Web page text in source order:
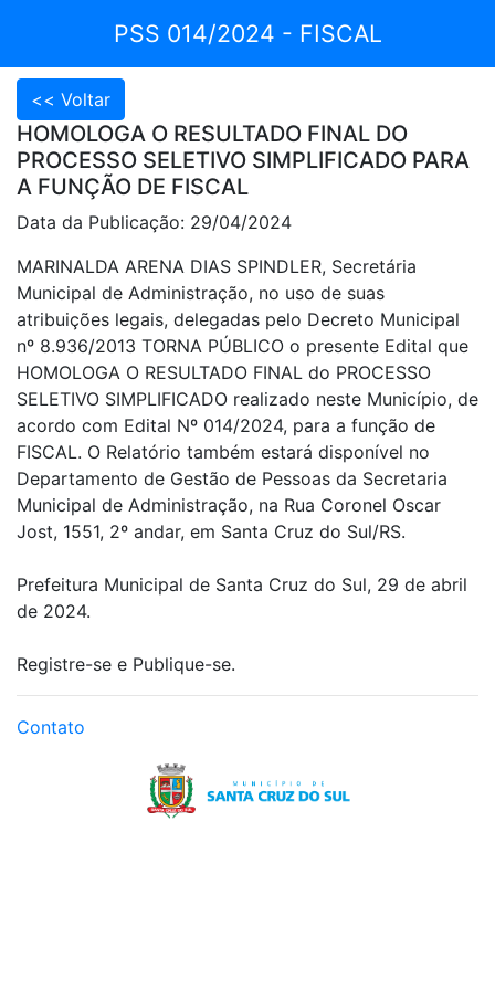
PSS 014/2024 - FISCAL
HOMOLOGA O RESULTADO FINAL DO
PROCESSO SELETIVO SIMPLIFICADO PARA
A FUNÇÃO DE FISCAL
Data da Publicação: 29/04/2024
MARINALDA ARENA DIAS SPINDLER, Secretária
Municipal de Administração, no uso de suas
atribuições legais, delegadas pelo Decreto Municipal
nº 8.936/2013 TORNA PÚBLICO o presente Edital que
HOMOLOGA O RESULTADO FINAL do PROCESSO
SELETIVO SIMPLIFICADO realizado neste Município, de
acordo com Edital Nº 014/2024, para a função de
FISCAL. O Relatório também estará disponível no
Departamento de Gestão de Pessoas da Secretaria
Municipal de Administração, na Rua Coronel Oscar
Jost, 1551, 2º andar, em Santa Cruz do Sul/RS.
Prefeitura Municipal de Santa Cruz do Sul, 29 de abril
de 2024.
Registre-se e Publique-se.
Contato